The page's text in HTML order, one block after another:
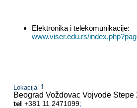
Elektronika i telekomunikacije:
www.viser.edu.rs/
Lokacija
Beograd VoždovacVojvode Stepe
+381 11 2471099;